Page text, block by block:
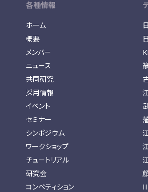
各種情報
ホーム
概要
メンバー
ニュース
共同研究
採用情報
イベント
セミナー
シンポジウム
ワークショップ
チュートリアル
研究会
コンペティション